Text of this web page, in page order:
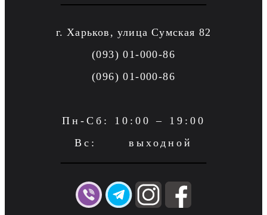
г. Харьков, улица Сумская 82
(093) 01-000-86
(096) 01-000-86
Пн-Сб: 10:00 – 19:00
Вс: выходной